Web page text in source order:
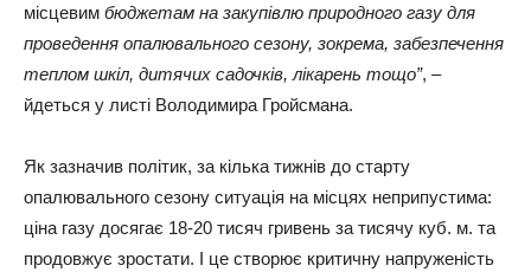
місцевим бюджетам на закупівлю природного газу для
проведення опалювального сезону, зокрема, забезпечення
теплом шкіл, дитячих садочків, лікарень тощо”, –
йдеться у листі Володимира Гройсмана.
Як зазначив політик, за кілька тижнів до старту
опалювального сезону ситуація на місцях неприпустима:
ціна газу досягає 18-20 тисяч гривень за тисячу куб. м. та
продовжує зростати. І це створює критичну напруженість